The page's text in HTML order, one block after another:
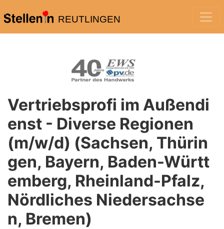
REUTLINGEN
Vertriebsprofi im Außendi
enst - Diverse Regionen
(m/w/d) (Sachsen, Thürin
gen, Bayern, Baden-Württ
emberg, Rheinland-Pfalz,
Nördliches Niedersachse
n, Bremen)